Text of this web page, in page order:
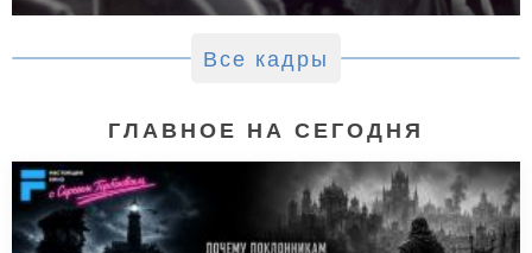
Все кадры
ГЛАВНОЕ НА СЕГОДНЯ